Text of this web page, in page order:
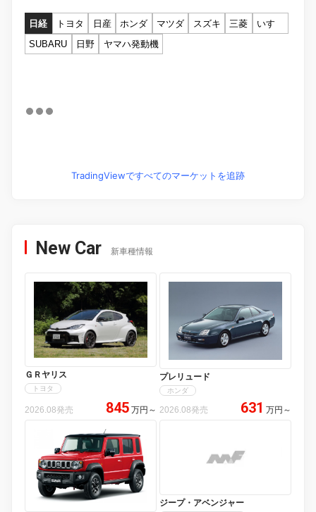
日経 トヨタ 日産 ホンダ マツダ スズキ 三菱
いすゞ
SUBARU
日野 ヤマハ発動機
TradingViewですべてのマーケットを追跡
New Car 新車種情報
ＧＲヤリス
トヨタ
2026.08発売 845 万円 ～
プレリュード
ホンダ
2026.08発売 631 万円 ～
ジープ・アベンジャー